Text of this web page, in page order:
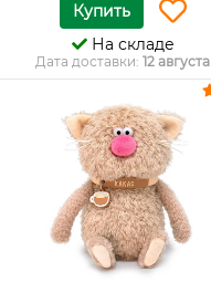
Купить
На складе
Дата доставки: 12 августа